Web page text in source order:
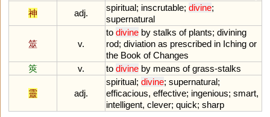
神
adj.
spiritual; inscrutable; divine;
supernatural
筮 v.
to divine by stalks of plants; divining
rod; diviation as prescribed in Iching or
the Book of Changes
筴
v. to divine by means of grass-stalks
靈 adj.
spiritual; divine; supernatural;
efficacious, effective; ingenious; smart,
intelligent, clever; quick; sharp